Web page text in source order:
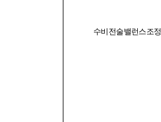
수비 전술 밸런스 조정